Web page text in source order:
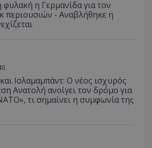
φυλακή η Γερμανίδα για τον
περιουσιών - Αναβλήθηκε η
Ισλαμαμπάντ: Ο νέος ισχυρός
Ανατολή ανοίγει τον δρόμο για
τι σημαίνει η συμφωνία της